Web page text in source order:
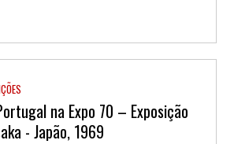
na Expo 70 – Exposição
- Japão, 1969